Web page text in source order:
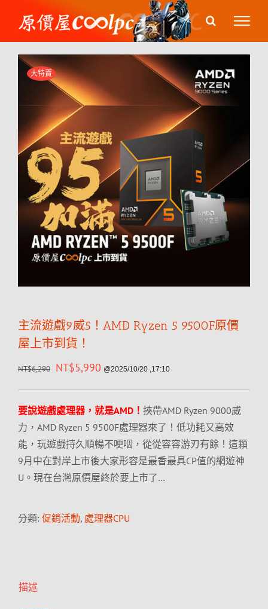
content
大特賣
主流遊戲9威5！AMD Ryzen 5 9500F原價
屋上市到貨！
NT$6,290 NT$5,990 @2025/10/20 ,17:10
要說遊戲處理器，就是AMD！ 挾帶AMD Ryzen 9000威
力，AMD Ryzen 5 9500F處理器來了！低功耗又高效
能，玩遊戲持久順暢不哽咽，從從容容游刃有餘！這顆
9月中在對岸上市後大家形容是最香最具CP值的網遊神
U。現在台灣原價屋終於要上市了…
分類: 促銷活動, 處理器CPU
描述